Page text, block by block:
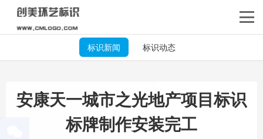
标识新闻 标识动态
安康天一城市之光地产项目标识
标牌制作安装完工